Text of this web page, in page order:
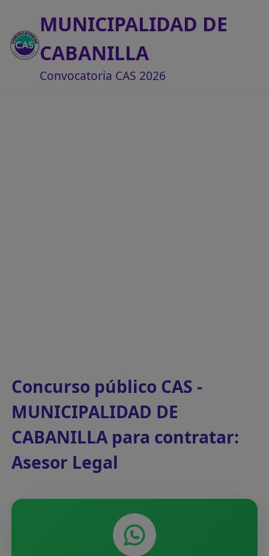
MUNICIPALIDAD DE
CABANILLA
Convocatoria CAS 2026
Concurso público CAS -
MUNICIPALIDAD DE
CABANILLA para contratar:
Asesor Legal